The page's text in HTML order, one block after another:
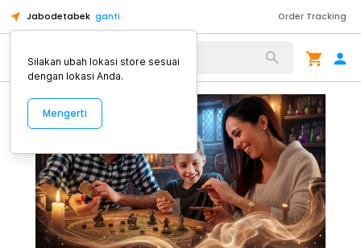
Jabodetabek ganti Order Tracking
Alat Kopi
Silakan ubah lokasi store sesuai
dengan lokasi Anda.
Mengerti